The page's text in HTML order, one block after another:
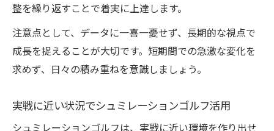
整を繰り返すことで着実に上達します。
注意点として、データに一喜一憂せず、長期的な視点で
成長を捉えることが大切です。短期間での急激な変化を
求めず、日々の積み重ねを意識しましょう。
実戦に近い状況でシュミレーションゴルフ活用